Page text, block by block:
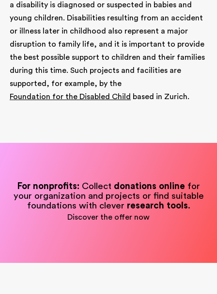
a disability is diagnosed or suspected in babies and
young children. Disabilities resulting from an accident
or illness later in childhood also represent a major
disruption to family life, and it is important to provide
the best possible support to children and their families
during this time. Such projects and facilities are
supported, for example, by the
Foundation for the Disabled Child based in Zurich.
For nonprofits: Collect donations online for
your organization and projects or find suitable
foundations with clever research tools.
Discover the offer now